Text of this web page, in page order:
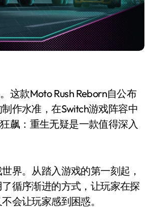
这款Moto Rush Reborn自公布
作水准，在Switch游戏阵容中
飙：重生无疑是一款值得深入
界。从踏入游戏的第一刻起，
循序渐进的方式，让玩家在探
会让玩家感到困惑。